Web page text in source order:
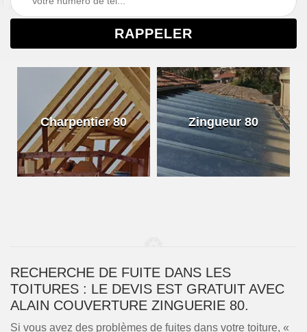
Charpentier 80 Zingueur 80
RECHERCHE DE FUITE DANS LES
TOITURES : LE DEVIS EST GRATUIT AVEC
ALAIN COUVERTURE ZINGUERIE 80.
Si vous avez des problèmes de fuites dans votre toiture, «